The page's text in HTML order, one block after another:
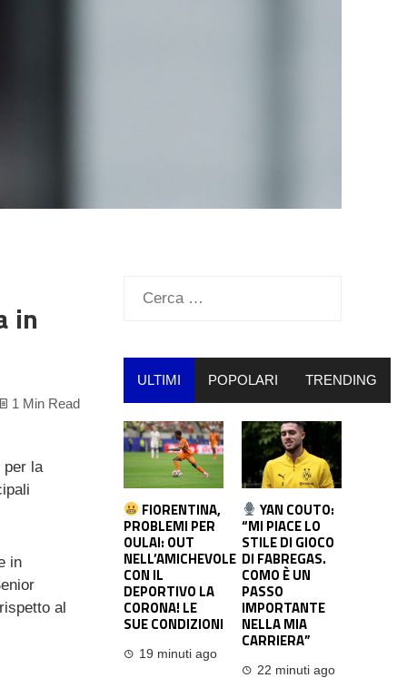
in
1 Min Read
per la
in
al
Ricerca
ULTIMI POPOLARI TRENDING
FIORENTINA,
PROBLEMI PER
OULAI: OUT
NELL’AMICHEVOLE
CON IL
DEPORTIVO LA
CORONA! LE
SUE CONDIZIONI
19 minuti ago
YAN COUTO:
“MI PIACE LO
STILE DI GIOCO
DI FABREGAS.
COMO È UN
PASSO
IMPORTANTE
NELLA MIA
CARRIERA”
22 minuti ago